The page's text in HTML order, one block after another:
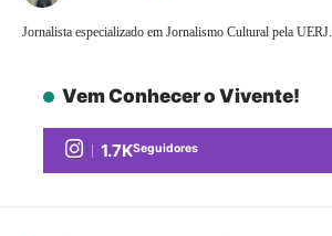
Jornalista especializado em Jornalismo Cultural pela UERJ.
Vem Conhecer o Vivente!
1.7KSeguidores